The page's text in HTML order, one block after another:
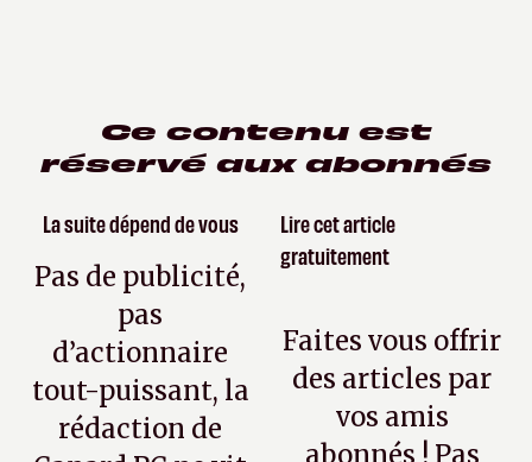
Ce contenu est
réservé aux abonnés
La suite dépend de vous
Pas de publicité,
pas
d’actionnaire
tout-puissant, la
rédaction de
Lire cet article
gratuitement
Faites vous offrir
des articles par
vos amis
abonnés ! Pas